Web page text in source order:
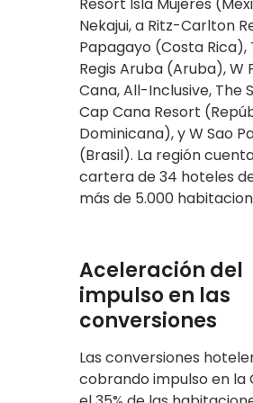
Resort Isla Mujeres
Nekajui, a Ritz-Carlton
Papagayo (Costa Rica),
Regis Aruba (Aruba), W
Cana, All-Inclusive, The
Cap Cana Resort
Dominicana), y W Sao
(Brasil). La región
cartera de 34 hoteles
más de 5.000
Aceleración del
impulso en las
conversiones
Las conversiones
cobrando impulso en la